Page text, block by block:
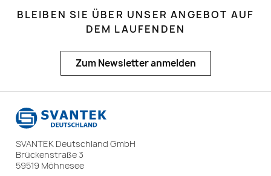
BLEIBEN SIE ÜBER UNSER ANGEBOT AUF
DEM LAUFENDEN
Zum Newsletter anmelden
SVANTEK Deutschland GmbH
Brückenstraße 3
59519 Möhnesee